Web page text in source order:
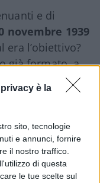
privacy è la
sito, tecnologie
e annunci, fornire
il nostro traffico.
di questa
le tue scelte sul
e di
novembre 1939
era l’obiettivo?
già formato, a
guidato
in Urss
principale delle
quattro punti i